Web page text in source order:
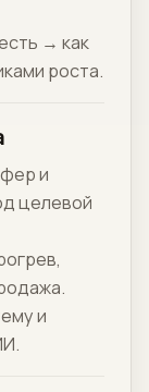
→ как
роста.
и
целевой
и